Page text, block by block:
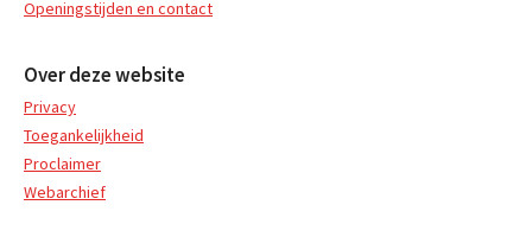
Openingstijden en contact
Over deze website
Privacy
Toegankelijkheid
Proclaimer
Webarchief